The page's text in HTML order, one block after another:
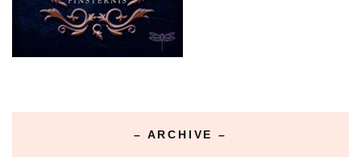
– ARCHIVE –